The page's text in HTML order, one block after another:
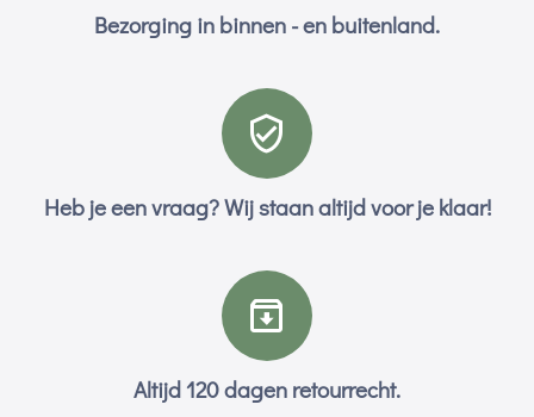
Bezorging in binnen - en buitenland.
Heb je een vraag? Wij staan altijd voor je klaar!
Altijd 120 dagen retourrecht.